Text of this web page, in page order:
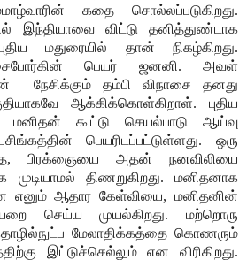
கதை சொல்லப்படுகிறது.
இந்தியாவை விட்டு தனித்துண்டாக
மதுரையில் தான் நிகழ்கிறது.
பெயர் ஜனனி. அவள்
நேசிக்கும் தம்பி விநாசை தனது
ஆக்கிக்கொள்கிறாள். புதிய
மனிதன் கூட்டு செயல்பாடு ஆய்வு
பெயரிடப்பட்டுள்ளது. ஒரு
பிரக்ஞையை அதன் நனவிலியை
திணறுகிறது. மனிதனாக
எனும் ஆதார கேள்வியை, மனிதனின்
செய்ய முயல்கிறது. மற்றொரு
மேலாதிக்கத்தை கொணரும்
இட்டுச்செல்லும் என விரிகிறது.